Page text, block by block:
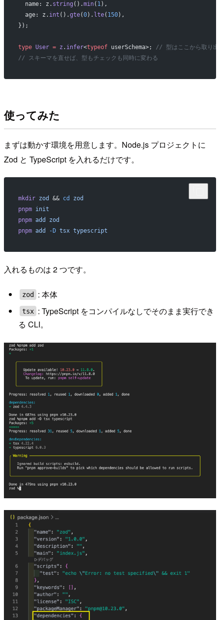
  name: z.
string ().min( 1),
  age: z.
int ().gte(0). lte( 150),
});
type User = z . infer<typeof userSchema>; // 型はここから取り出
// スキーマを直せば、型もチェックも同時に変わる
使ってみた
まずは動かす環境を用意します。Node.js プロジェクトに
Zod と TypeScript を入れるだけです。
mkdir zod && cd
zod
pnpm init
pnpm add
zod
pnpm add -D tsx typescript
入れるものは 2 つです。
zod : 本体
tsx : TypeScript をコンパイルなしでそのまま実行でき
る CLI。